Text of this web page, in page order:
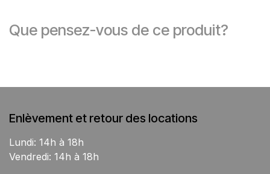
Que pensez-vous de ce produit?
Enlèvement et retour des locations
Lundi: 14h à 18h
Vendredi: 14h à 18h